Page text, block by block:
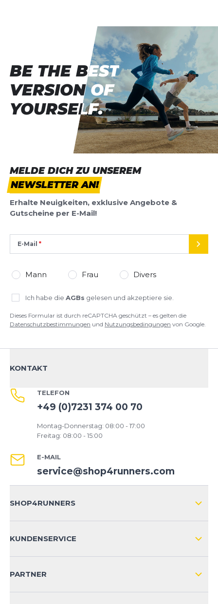
Rezension
Rezension
Dieses Formular ist durch reCAPTCHA geschützt – es gelten die
Datenschutzbestimmungenund
Google.
MELDE DICH ZU UNSEREM
NEWSLETTER AN!
Erhalte Neuigkeiten, exklusive Angebote &
Gutscheine per E-Mail!
E-Mail
Mann Frau Divers
Ich habe die AGBs gelesen und akzeptiere sie.
Dieses Formular ist durch reCAPTCHA geschützt – es gelten die
Datenschutzbestimmungen und Nutzungsbedingungen von Google.
BE THE BEST
VERSION OF
YOURSELF.
BE THE BEST
VERSION OF
YOURSELF.
KONTAKT
TELEFON
+49 (0)7231 374 00 70
Montag-Donnerstag: 08:00 - 17:00
Freitag: 08:00 - 15:00
E-MAIL
service@shop4runners.com
SHOP4RUNNERS
KUNDENSERVICE
PARTNER